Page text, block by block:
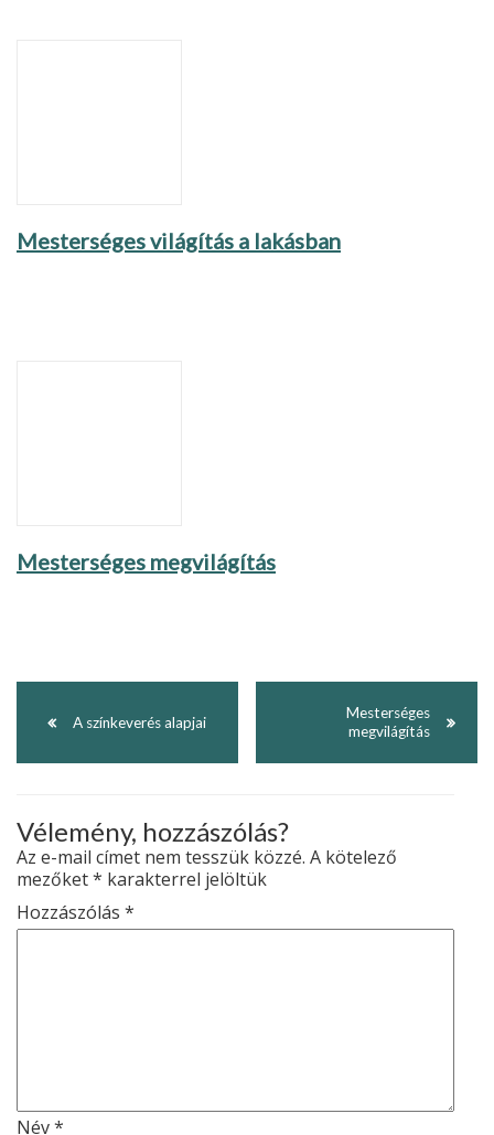
Mesterséges világítás a lakásban
Mesterséges megvilágítás
A színkeverés alapjai
Mesterséges
megvilágítás
Vélemény, hozzászólás?
Az e-mail címet nem tesszük közzé. A kötelező
mezőket* karakterrel jelöltük
Hozzászólás *
Név*